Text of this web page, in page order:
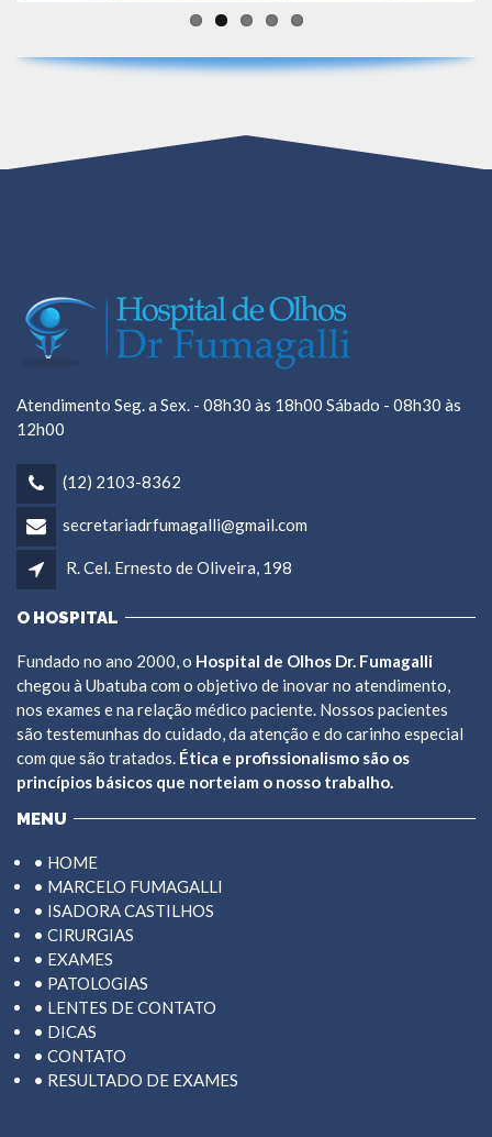
Atendimento Seg. a Sex. - 08h30 às 18h00 Sábado - 08h30 às
12h00
(12) 2103-8362
secretariadrfumagalli@gmail.com
R. Cel. Ernesto de Oliveira, 198
O HOSPITAL
Fundado no ano 2000, o Hospital de Olhos Dr. Fumagalli
chegou à Ubatuba com o objetivo de inovar no atendimento,
nos exames e na relação médico paciente. Nossos pacientes
são testemunhas do cuidado, da atenção e do carinho especial
com que são tratados. Ética e profissionalismo são os
princípios básicos que norteiam o nosso trabalho.
MENU
• HOME
• MARCELO FUMAGALLI
• ISADORA CASTILHOS
• CIRURGIAS
• EXAMES
• PATOLOGIAS
• LENTES DE CONTATO
• DICAS
• CONTATO
• RESULTADO DE EXAMES